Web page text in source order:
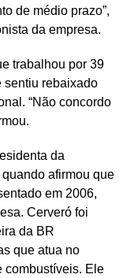
de médio prazo”,
da empresa.
trabalhou por 39
sentiu rebaixado
“Não concordo
da
afirmou que
em 2006,
Cerveró foi
da BR
que atua no
combustíveis. Ele